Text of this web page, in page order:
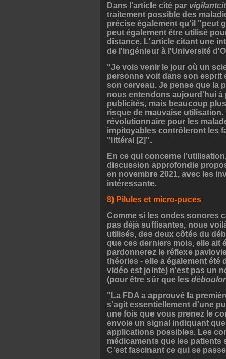
Dans l'article cité par
traitement possible des
précise également qu'il "peut
peut également être utilisé
distance. L'article citant une
de l'ingénieur à l'Université
"Je vois venir le jour où un
personne voit dans son esprit
son cerveau. Je pense que la
nous entendons aujourd'hui
publicités, mais beaucoup
risque de mauvaise
révolutionnaire pour les
impitoyables contrôleront les
"littéral [2]".
En ce qui concerne
discussion approfondie
en novembre 2021, avec les
intéressante.
8) Pilules et micro-puces
Comme si les ondes sonores
pas déjà suffisantes, nous
utilisés, des deux côtés du
que ces derniers mois, elle ait
pardonnerez le réflexe
théories - elle a également
vidéo est jointe) n'est pas un
(pour être sûr que les
"La FDA a approuvé la
s'agit essentiellement d'une
une fois que vous prenez le
envoie un signal indiquant
applications possibles. Les
médicaments que les patients
C'est fascinant ce qui se